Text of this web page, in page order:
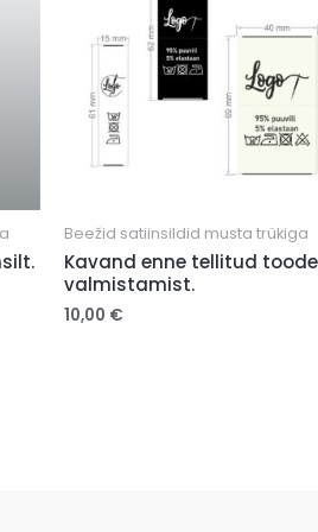
Beežid satiinsildid musta trükiga
Kavand enne tellitud
valmistamist.
10,00 €